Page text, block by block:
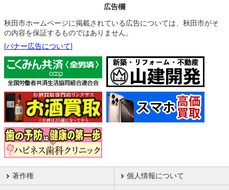
広告欄
秋田市ホームページに掲載されている広告については、秋田市がそ
の内容を保証するものではありません。
[バナー広告について]
著作権 個人情報について